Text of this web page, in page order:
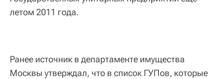
летом 2011 года.
Ранее источник в департаменте имущества
Москвы утверждал, что в список ГУПов, которые